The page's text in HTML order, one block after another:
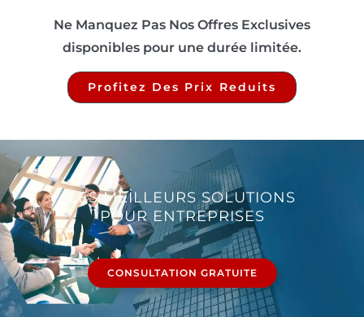
Ne Manquez Pas Nos Offres Exclusives
disponibles pour une durée limitée.
Profitez Des Prix Reduits
LES MEILLEURS SOLUTIONS
POUR ENTREPRISES
CONSULTATION GRATUITE